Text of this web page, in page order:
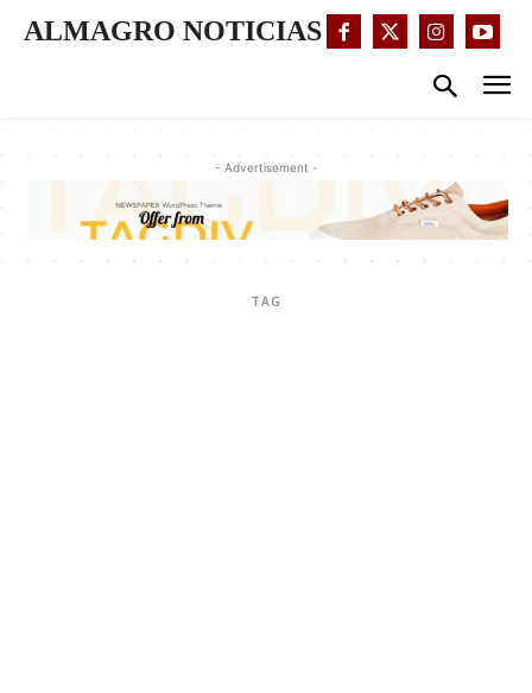
ALMAGRO NOTICIAS
- Advertisement -
TAG